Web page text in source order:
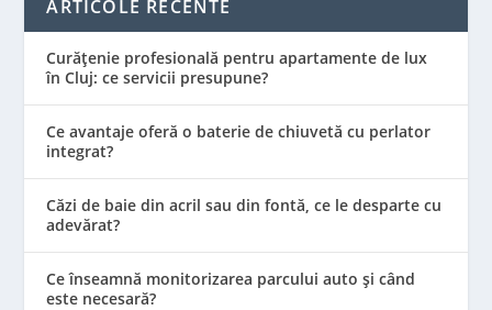
ARTICOLE RECENTE
Curățenie profesională pentru apartamente de lux
în Cluj: ce servicii presupune?
Ce avantaje oferă o baterie de chiuvetă cu perlator
integrat?
Căzi de baie din acril sau din fontă, ce le desparte cu
adevărat?
Ce înseamnă monitorizarea parcului auto și când
este necesară?